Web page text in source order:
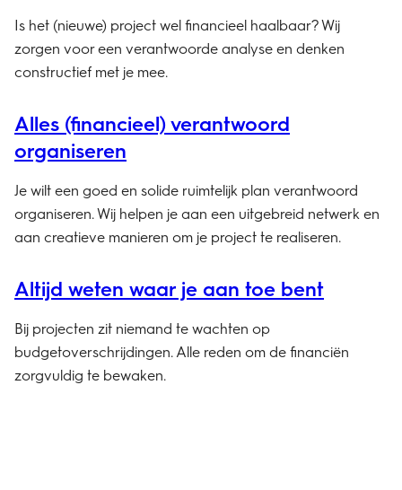
Is het (nieuwe) project wel financieel haalbaar? Wij
zorgen voor een verantwoorde analyse en denken
constructief met je mee.
Alles (financieel) verantwoord
organiseren
Je wilt een goed en solide ruimtelijk plan verantwoord
organiseren. Wij helpen je aan een uitgebreid netwerk en
aan creatieve manieren om je project te realiseren.
Altijd weten waar je aan toe bent
Bij projecten zit niemand te wachten op
budgetoverschrijdingen. Alle reden om de financiën
zorgvuldig te bewaken.